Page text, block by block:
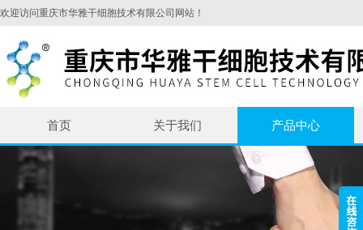
欢迎访问重庆市华雅干细胞技术有限公司网站！
首页 关于我们 产品中心